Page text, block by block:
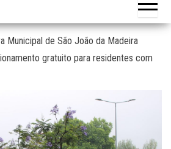
Municipal de São João da Madeira
gratuito para residentes com